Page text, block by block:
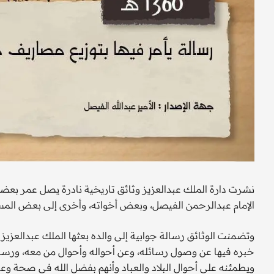
الإمام عبدالرحمن الفيصل، وبعض أخواته، وأخرى إلى بعض
ويطمئنه على أحوال البلاد والعباد وأنهم بفضل الله في صحة